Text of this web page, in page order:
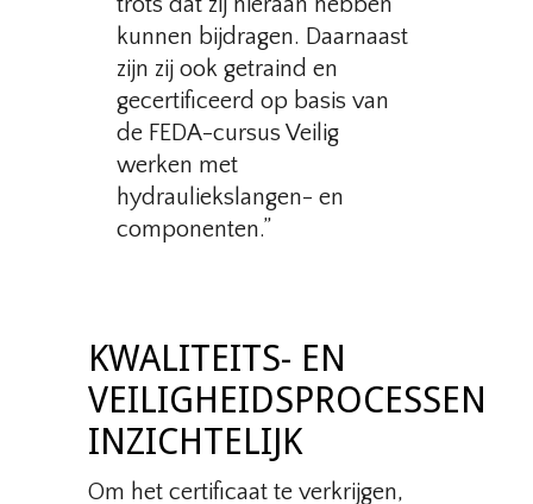
kunnen bijdragen. Daarnaast
zijn zij ook getraind en
gecertificeerd op basis van
de FEDA-cursus Veilig
werken met
hydrauliekslangen- en
componenten.”
KWALITEITS- EN
VEILIGHEIDSPROCESSEN
INZICHTELIJK
Om het certificaat te verkrijgen,